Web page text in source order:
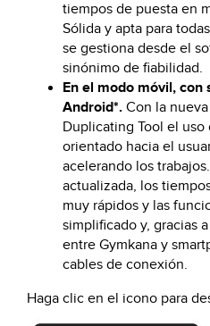
tiempos de puesta en
Sólida y apta para
se gestiona desde el
sinónimo de fiabilidad.
En el modo móvil,
Android*. Con la
Duplicating Tool el uso
orientado hacia el
acelerando los
actualizada, los
muy rápidos y las
simplificado y, gracias
entre Gymkana y
cables de conexión.
Haga clic en el icono para